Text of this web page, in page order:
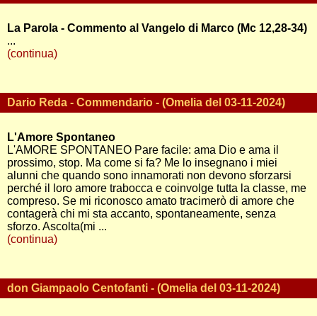
La Parola - Commento al Vangelo di Marco (Mc 12,28-34)
...
(continua)
Dario Reda - Commendario - (Omelia del 03-11-2024)
L'Amore Spontaneo
L'AMORE SPONTANEO Pare facile: ama Dio e ama il
prossimo, stop. Ma come si fa? Me lo insegnano i miei
alunni che quando sono innamorati non devono sforzarsi
perché il loro amore trabocca e coinvolge tutta la classe, me
compreso. Se mi riconosco amato tracimerò di amore che
contagerà chi mi sta accanto, spontaneamente, senza
sforzo. Ascolta(mi ...
(continua)
don Giampaolo Centofanti - (Omelia del 03-11-2024)